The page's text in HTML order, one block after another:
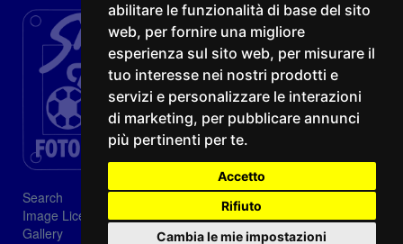
abilitare le funzionalità di base del sito
web, per fornire una migliore
esperienza sul sito web, per misurare il
tuo interesse nei nostri prodotti e
servizi e personalizzare le interazioni
di marketing, per pubblicare annunci
più pertinenti per te.
Accetto
Rifiuto
Cambia le mie impostazioni
Search
Image Licenses
Gallery